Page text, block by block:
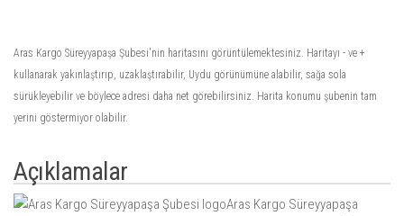
Aras Kargo Süreyyapaşa Şubesi'nin haritasını görüntülemektesiniz. Haritayı - ve +
kullanarak yakınlaştırıp, uzaklaştırabilir, Uydu görünümüne alabilir, sağa sola
sürükleyebilir ve böylece adresi daha net görebilirsiniz. Harita konumu şubenin tam
yerini göstermiyor olabilir.
Açıklamalar
Aras Kargo Süreyyapaşa